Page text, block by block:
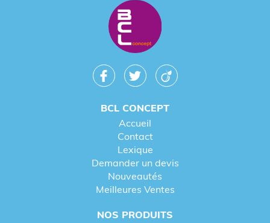
BCL CONCEPT
Accueil
Contact
Lexique
Demander un devis
Nouveautés
Meilleures Ventes
NOS PRODUITS